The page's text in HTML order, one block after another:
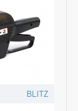
BLITZ